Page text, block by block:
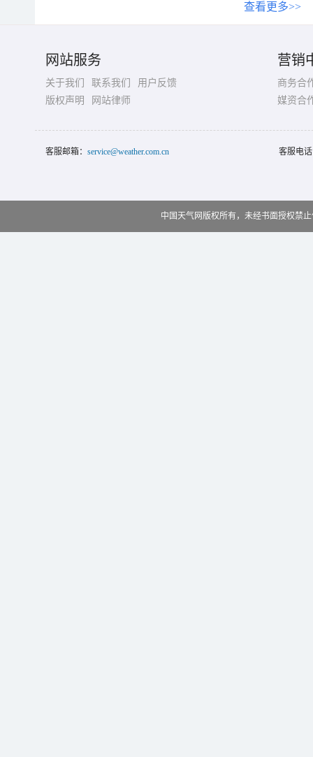
查看更多>>
网站服务
关于我们 联系我们
用户反馈
版权声明
网站律师
营销
商务合
媒资合
客服邮箱： service@weather.com.cn 客服电
中国天气网版权所有，未经书面授权